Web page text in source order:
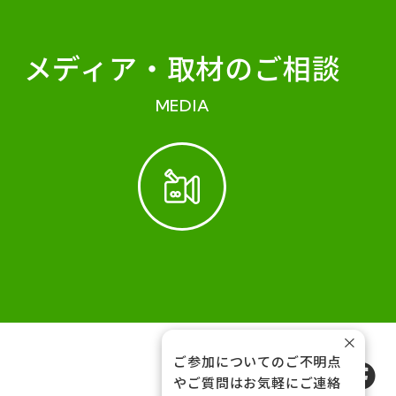
メディア・ 取材のご相談
MEDIA
FOLLOW US
ご参加についてのご不明点
やご質問はお気軽にご連絡
×